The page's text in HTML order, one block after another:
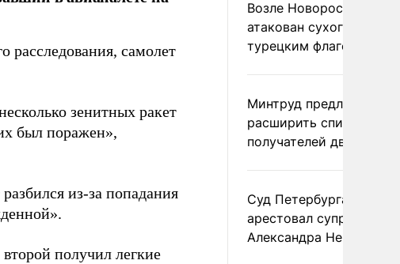
расследования, самолет
зенитных ракет
был поражен»,
из-за попадания
получил легкие
Возле Новороссийска
атакован сухогруз под
турецким флагом
Минтруд предложил
расширить список
получателей двух
Суд Петербурга заочно
арестовал супругу
Александра Невзорова